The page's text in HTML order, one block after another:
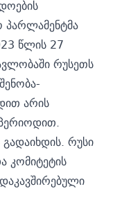
წლის 27
რუსეთს
არის
რუსი
კომიტეტის